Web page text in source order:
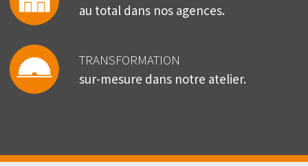
au total dans nos agences.
TRANSFORMATION
sur-mesure dans notre atelier.